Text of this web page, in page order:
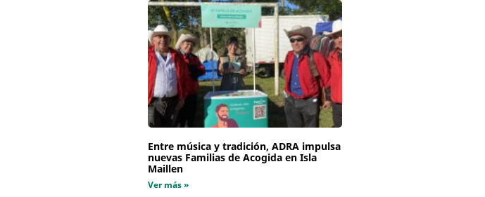
Entre música y tradición, ADRA impulsa
nuevas Familias de Acogida en Isla
Maillen
Ver más »